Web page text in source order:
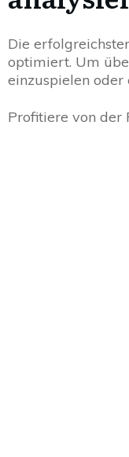
Die
optimiert. Um
einzuspielen
Profitiere von der